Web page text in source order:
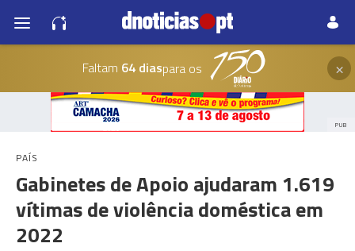
Faltam 64 diaspara os ×
PUB
PAÍS
Gabinetes de Apoio ajudaram 1.619
vítimas de violência doméstica em
2022